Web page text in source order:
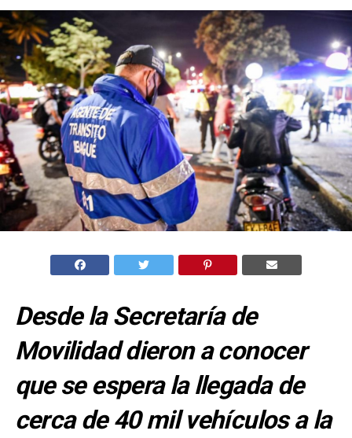
Desde la Secretaría de
Movilidad dieron a conocer
que se espera la llegada de
cerca de 40 mil vehículos a la